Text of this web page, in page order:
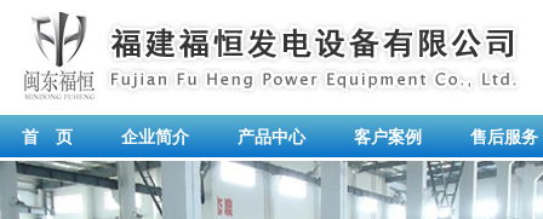
首 页 企业简介 产品中心 客户案例 售后服务